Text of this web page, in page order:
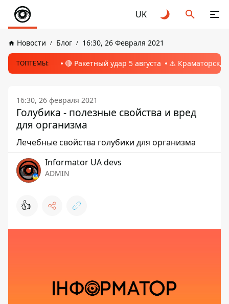
UK
Новости Блог 16:30, 26 Февраля 2021
ТОПТЕМЫ: 🔴 Ракетный удар 5 августа ⚠️ Краматорск,
16:30, 26 февраля 2021
Голубика - полезные свойства и вред
для организма
Лечебные свойства голубики для организма
Informator UA devs
ADMIN
👍